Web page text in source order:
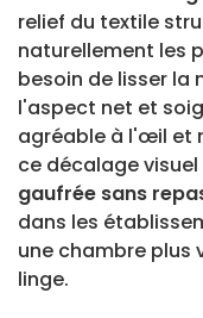
relief du textile
naturellement les
besoin de lisser la
l'aspect net et
agréable à l'œil et
ce décalage
gaufrée sans
dans les
une chambre plus
linge.